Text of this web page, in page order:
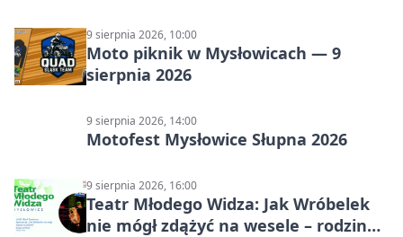
9 sierpnia 2026, 10:00
Moto piknik w Mysłowicach — 9
sierpnia 2026
9 sierpnia 2026, 14:00
Motofest Mysłowice Słupna 2026
9 sierpnia 2026, 16:00
Teatr Młodego Widza: Jak Wróbelek
nie mógł zdążyć na wesele – rodzinny